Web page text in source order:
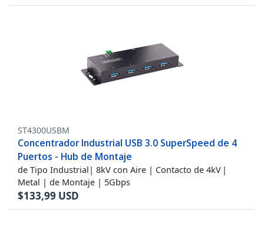
ST4300USBM
Concentrador Industrial USB 3.0 SuperSpeed de 4
Puertos - Hub de Montaje
de Tipo Industrial| 8kV con Aire | Contacto de 4kV |
Metal | de Montaje | 5Gbps
$133,99 USD